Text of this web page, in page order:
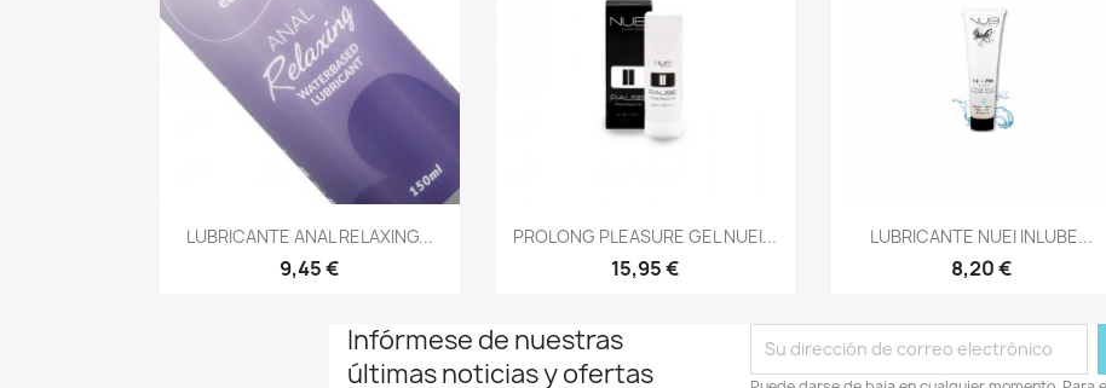
Vista rápida
LUBRICANTE ANAL RELAXING...
9,45 €
Vista rápida
PROLONG PLEASURE GEL NUEI...
15,95 €
Vista rápida
LUBRICANTE NUEI INLUBE...
8,20 €
Infórmese de nuestras
últimas noticias y ofertas